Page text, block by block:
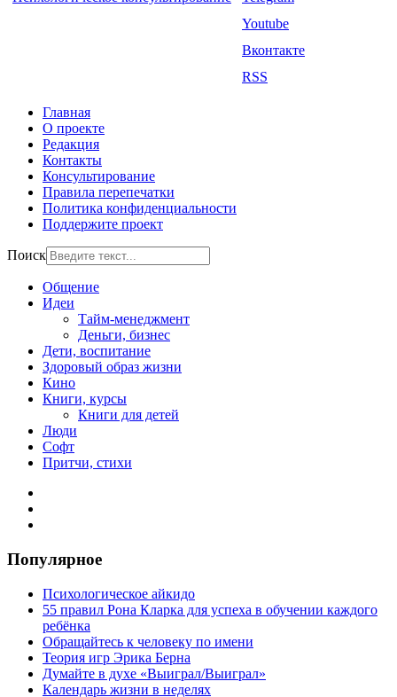
Youtube
Вконтакте
RSS
Главная
О проекте
Редакция
Контакты
Консультирование
Правила перепечатки
Политика конфиденциальности
Поддержите проект
Поиск
Общение
Идеи
Тайм-менеджмент
Деньги, бизнес
Дети, воспитание
Здоровый образ жизни
Кино
Книги, курсы
Книги для детей
Люди
Софт
Притчи, стихи
Популярное
Психологическое айкидо
55 правил Рона Кларка для успеха в обучении каждого
ребёнка
Обращайтесь к человеку по имени
Теория игр Эрика Берна
Думайте в духе «Выиграл/Выиграл»
Календарь жизни в неделях